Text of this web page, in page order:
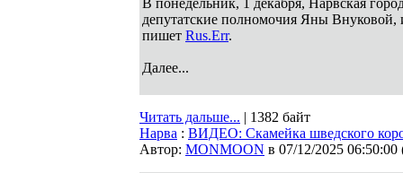
В понедельник, 1 декабря, Нарвская
депутатские полномочия Яны
пишет Rus.Err.
Далее...
Читать дальше... | 1382 байт
Нарва : ВИДЕО: Скамейка шведского
Автор: MONMOON в 07/12/2025 06:50:00